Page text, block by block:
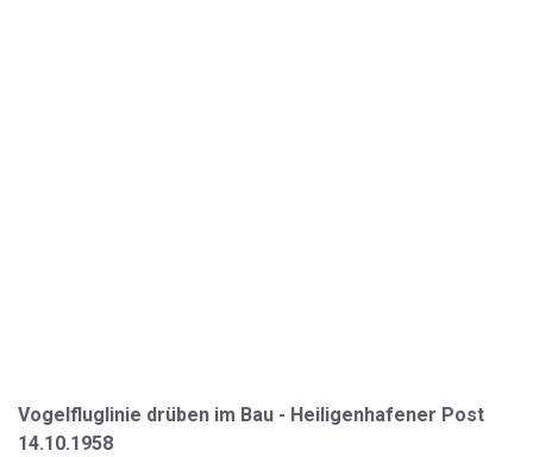
Vogelfluglinie drüben im Bau - Heiligenhafener Post
14.10.1958